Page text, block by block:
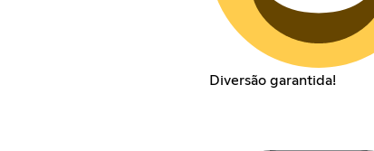
Diversão garantida!